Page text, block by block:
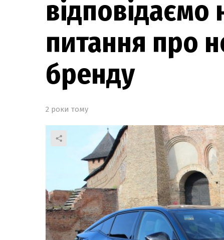
відповідаємо
питання про
бренду
2 роки тому